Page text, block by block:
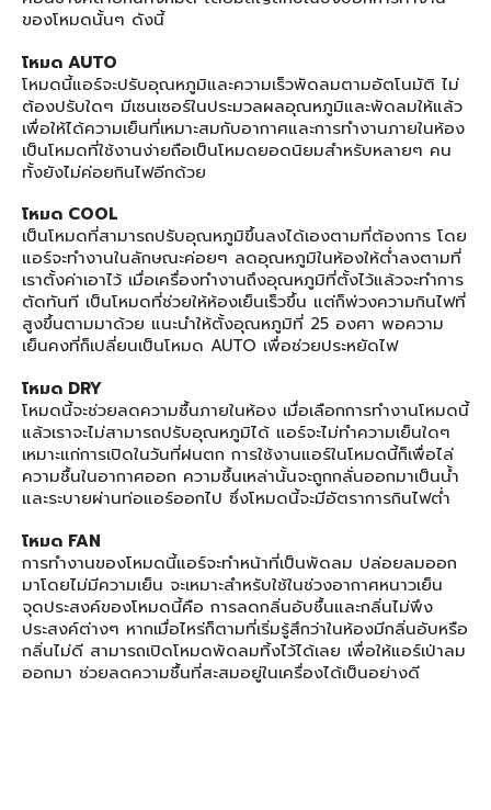
ของโหมดนั้นๆ ดังนี้
โหมด AUTO
โหมดนี้แอร์จะปรับอุณหภูมิและความเร็วพัดลมตามอัตโนมัติ ไม่
ต้องปรับใดๆ มีเซนเซอร์ในประมวลผลอุณหภูมิและพัดลมให้แล้ว
เพื่อให้ได้ความเย็นที่เหมาะสมกับอากาศและการทำงานภายในห้อง
เป็นโหมดที่ใช้งานง่ายถือเป็นโหมดยอดนิยมสำหรับหลายๆ คน
ทั้งยังไม่ค่อยกินไฟอีกด้วย
โหมด COOL
เป็นโหมดที่สามารถปรับอุณหภูมิขึ้นลงได้เองตามที่ต้องการ โดย
แอร์จะทำงานในลักษณะค่อยๆ ลดอุณหภูมิในห้องให้ต่ำลงตามที่
เราตั้งค่าเอาไว้ เมื่อเครื่องทำงานถึงอุณหภูมิที่ตั้งไว้แล้วจะทำการ
ตัดทันที เป็นโหมดที่ช่วยให้ห้องเย็นเร็วขึ้น แต่ก็พ่วงความกินไฟที่
สูงขึ้นตามมาด้วย แนะนำให้ตั้งอุณหภูมิที่ 25 องศา พอความ
เย็นคงที่ก็เปลี่ยนเป็นโหมด AUTO เพื่อช่วยประหยัดไฟ
โหมด DRY
โหมดนี้จะช่วยลดความชื้นภายในห้อง เมื่อเลือกการทำงานโหมดนี้
แล้วเราจะไม่สามารถปรับอุณหภูมิได้ แอร์จะไม่ทำความเย็นใดๆ
เหมาะแก่การเปิดในวันที่ฝนตก การใช้งานแอร์ในโหมดนี้ก็เพื่อไล่
ความชื้นในอากาศออก ความชื้นเหล่านั้นจะถูกกลั่นออกมาเป็นน้ำ
และระบายผ่านท่อแอร์ออกไป ซึ่งโหมดนี้จะมีอัตราการกินไฟต่ำ
โหมด FAN
การทำงานของโหมดนี้แอร์จะทำหน้าที่เป็นพัดลม ปล่อยลมออก
มาโดยไม่มีความเย็น จะเหมาะสำหรับใช้ในช่วงอากาศหนาวเย็น
จุดประสงค์ของโหมดนี้คือ การลดกลิ่นอับชื้นและกลิ่นไม่พึง
ประสงค์ต่างๆ หากเมื่อไหร่ก็ตามที่เริ่มรู้สึกว่าในห้องมีกลิ่นอับหรือ
กลิ่นไม่ดี สามารถเปิดโหมดพัดลมทิ้งไว้ได้เลย เพื่อให้แอร์เป่าลม
ออกมา ช่วยลดความชื้นที่สะสมอยู่ในเครื่องได้เป็นอย่างดี